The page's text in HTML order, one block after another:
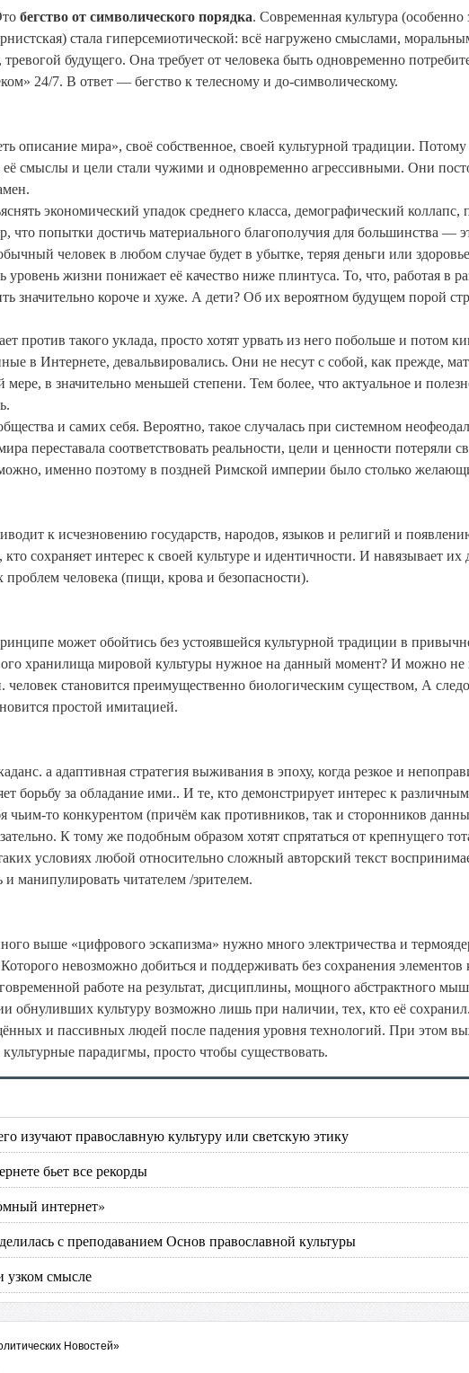
бегство от символического порядка. Современная культура (особенно
стала гиперсемиотической: всё нагружено смыслами,
будущего. Она требует от человека быть одновременно
24/7. В ответ — бегство к телесному и до-символическому.
описание мира», своё собственное, своей культурной традиции.
смыслы и цели стали чужими и одновременно агрессивными. Они
экономический упадок среднего класса, демографический коллапс,
что попытки достичь материального благополучия для большинства —
человек в любом случае будет в убытке, теряя деньги или
уровень жизни понижает её качество ниже плинтуса. То, что, работая в
значительно короче и хуже. А дети? Об их вероятном будущем порой
против такого уклада, просто хотят урвать из него побольше и потом
в Интернете, девальвировались. Они не несут с собой, как прежде,
в значительно меньшей степени. Тем более, что актуальное и
и самих себя. Вероятно, такое случалась при системном
переставала соответствовать реальности, цели и ценности потеряли
именно поэтому в поздней Римской империи было столько
к исчезновению государств, народов, языков и религий и
сохраняет интерес к своей культуре и идентичности. И навязывает
проблем человека (пищи, крова и безопасности).
может обойтись без устоявшейся культурной традиции в
хранилища мировой культуры нужное на данный момент? И можно не
человек становится преимущественно биологическим существом, А
простой имитацией.
а адаптивная стратегия выживания в эпоху, когда резкое и
борьбу за обладание ими.. И те, кто демонстрирует интерес к
чьим-то конкурентом (причём как противников, так и сторонников
К тому же подобным образом хотят спрятаться от крепнущего
условиях любой относительно сложный авторский текст
и манипулировать читателем /зрителем.
выше «цифрового эскапизма» нужно много электричества и
невозможно добиться и поддерживать без сохранения элементов
работе на результат, дисциплины, мощного абстрактного
обнуливших культуру возможно лишь при наличии, тех, кто её
и пассивных людей после падения уровня технологий. При этом
парадигмы, просто чтобы существовать.
изучают православную культуру или светскую этику
бьет все рекорды
интернет»
с преподаванием Основ православной культуры
узком смысле
Новостей»